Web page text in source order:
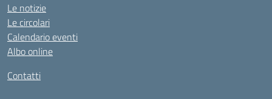
Le notizie
Le circolari
Calendario eventi
Albo online
Contatti